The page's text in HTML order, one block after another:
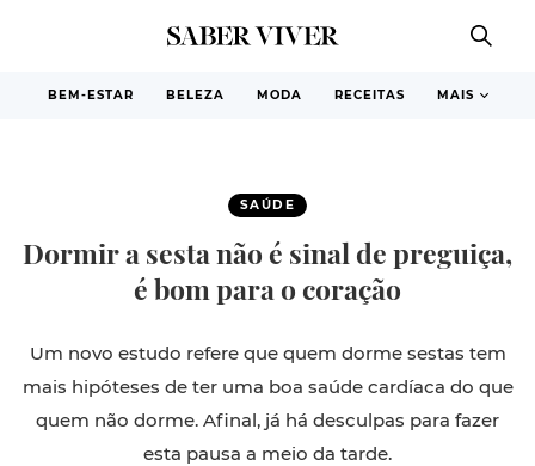
BEM-ESTAR BELEZA MODA RECEITAS MAIS
SAÚDE
Dormir a sesta não é sinal de preguiça,
é bom para o coração
Um novo estudo refere que quem dorme sestas tem
mais hipóteses de ter uma boa saúde cardíaca do que
quem não dorme. Afinal, já há desculpas para fazer
esta pausa a meio da tarde.